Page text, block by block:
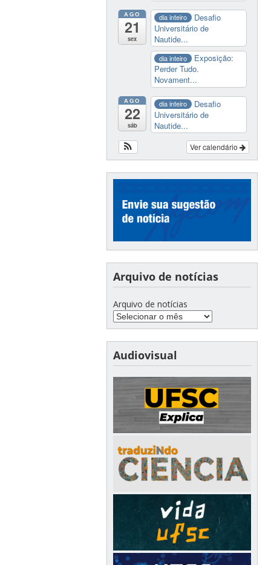
AGO
21
sex
dia inteiro
Desafio
Universitário de
Nautide...
dia inteiro
Exposição:
Perder Tudo.
Novament...
AGO
22
sáb
dia inteiro
Desafio
Universitário de
Nautide...
Ver calendário
Arquivo de notícias
Arquivo de notícias
Audiovisual